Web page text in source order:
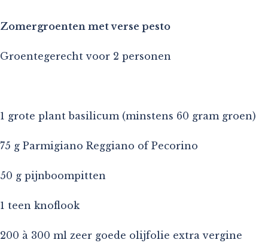
Zomergroenten met verse pesto
Groentegerecht voor 2 personen
1 grote plant basilicum (minstens 60 gram groen)
75 g Parmigiano Reggiano of Pecorino
50 g pijnboompitten
1 teen knoflook
200 à 300 ml zeer goede olijfolie extra vergine